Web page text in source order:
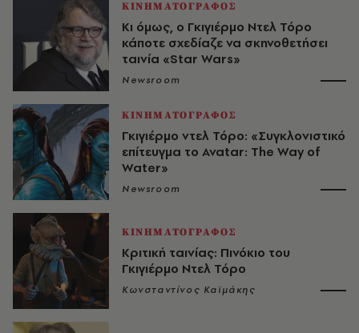
ΚΙΝΗΜΑΤΟΓΡΑΦΟΣ
Κι όμως, ο Γκιγιέρμο Ντελ Τόρο
κάποτε σχεδίαζε να σκηνοθετήσει
ταινία «Star Wars»
Newsroom
ΚΙΝΗΜΑΤΟΓΡΑΦΟΣ
Γκιγιέρμο ντελ Τόρο: «Συγκλονιστικό
επίτευγμα το Avatar: The Way of
Water»
Newsroom
ΚΙΝΗΜΑΤΟΓΡΑΦΟΣ
Κριτική ταινίας: Πινόκιο του
Γκιγιέρμο Ντελ Τόρο
Κωνσταντίνος Καϊμάκης